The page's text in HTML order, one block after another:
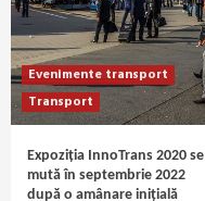
Evenimente transport
Transport
Expoziția InnoTrans 2020 se
mută în septembrie 2022
după o amânare inițială